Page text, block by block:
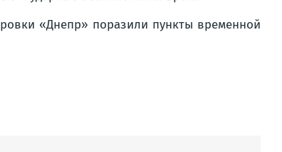
«Днепр» поразили пункты временной